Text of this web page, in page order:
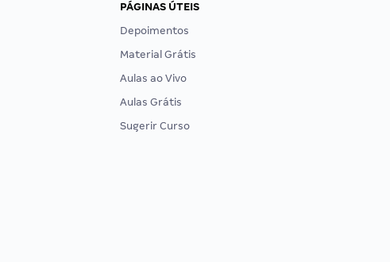
PÁGINAS ÚTEIS
Depoimentos
Material Grátis
Aulas ao Vivo
Aulas Grátis
Sugerir Curso